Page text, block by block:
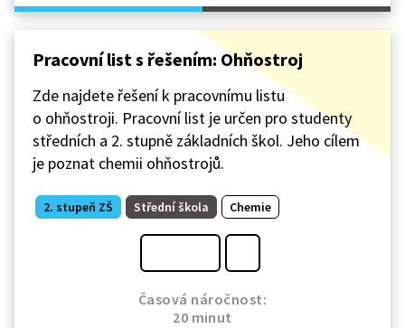
Pracovní list s řešením: Ohňostroj
Zde najdete řešení k pracovnímu listu
o ohňostroji. Pracovní list je určen pro studenty
středních a 2. stupně základních škol. Jeho cílem
je poznat chemii ohňostrojů.
2. stupeň ZŠ Střední škola Chemie
Časová náročnost:
20 minut